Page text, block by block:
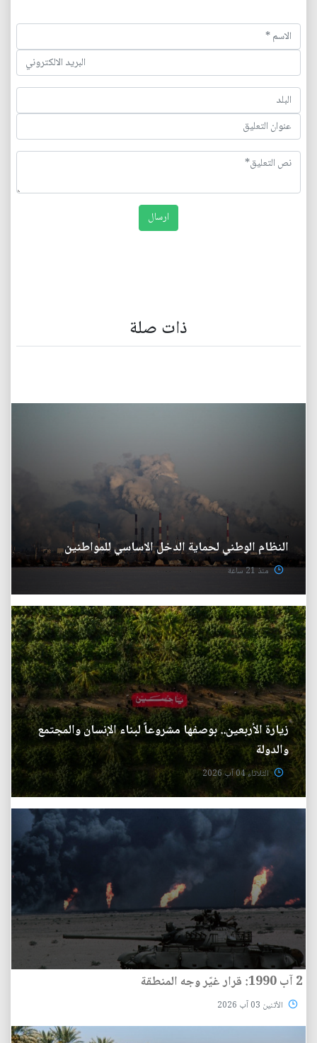
ذات صلة
النظام الوطني لحماية الدخل الاساسي للمواطنين
منذ 21 ساعة
زيارة الأربعين.. بوصفها مشروعاً لبناء الإنسان والمجتمع
والدولة
الثلاثاء 04 آب 2026
2 آب 1990: قرار غيّر وجه المنطقة
الأثنين 03 آب 2026